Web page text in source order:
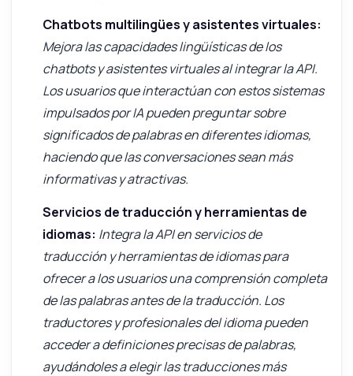
Chatbots multilingües y asistentes virtuales:
Mejora las capacidades lingüísticas de los
chatbots y asistentes virtuales al integrar la API.
Los usuarios que interactúan con estos sistemas
impulsados por IA pueden preguntar sobre
significados de palabras en diferentes idiomas,
haciendo que las conversaciones sean más
informativas y atractivas.
Servicios de traducción y herramientas de
idiomas: Integra la API en servicios de
traducción y herramientas de idiomas para
ofrecer a los usuarios una comprensión completa
de las palabras antes de la traducción. Los
traductores y profesionales del idioma pueden
acceder a definiciones precisas de palabras,
ayudándoles a elegir las traducciones más